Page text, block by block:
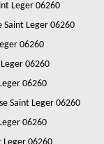
Leger 06260
Saint Leger 06260
06260
06260
06260
Saint Leger 06260
06260